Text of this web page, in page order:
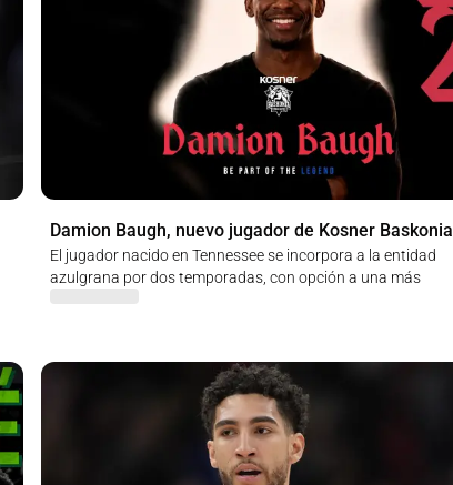
Damion Baugh, nuevo jugador de Kosner Baskonia
El jugador nacido en Tennessee se incorpora a la entidad
azulgrana por dos temporadas, con opción a una más